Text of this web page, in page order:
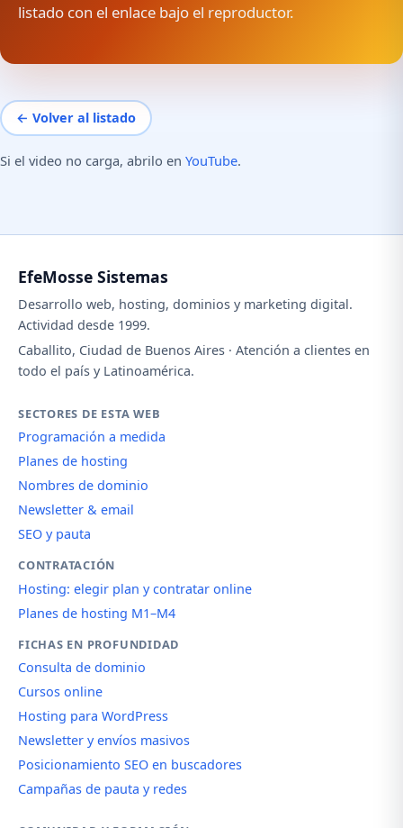
listado con el enlace bajo el reproductor.
← Volver al listado
Si el video no carga, abrilo en YouTube.
EfeMosse Sistemas
Desarrollo web, hosting, dominios y marketing digital.
Actividad desde 1999.
Caballito, Ciudad de Buenos Aires · Atención a clientes en
todo el país y Latinoamérica.
SECTORES DE ESTA WEB
Programación a medida
Planes de hosting
Nombres de dominio
Newsletter & email
SEO y pauta
CONTRATACIÓN
Hosting: elegir plan y contratar online
Planes de hosting M1–M4
FICHAS EN PROFUNDIDAD
Consulta de dominio
Cursos online
Hosting para WordPress
Newsletter y envíos masivos
Posicionamiento SEO en buscadores
Campañas de pauta y redes